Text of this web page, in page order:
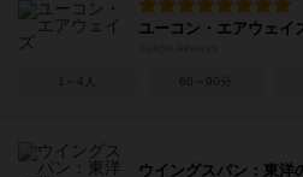
ユーコン・エアウェイ
1～4人 60～90分
ウイングスパン：東洋